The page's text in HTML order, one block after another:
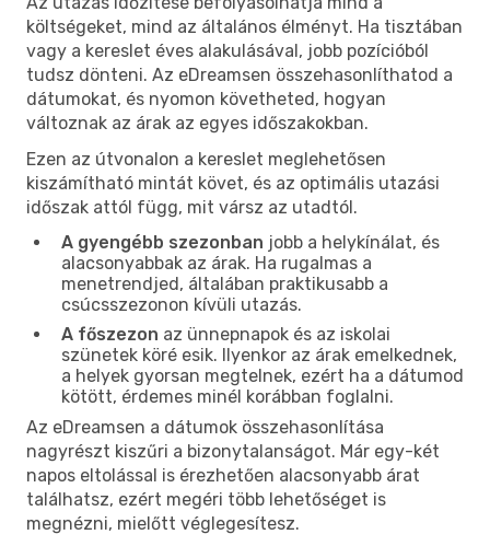
költségeket, mind az általános élményt. Ha tisztában
vagy a kereslet éves alakulásával, jobb pozícióból
tudsz dönteni. Az eDreamsen összehasonlíthatod a
dátumokat, és nyomon követheted, hogyan
változnak az árak az egyes időszakokban.
Ezen az útvonalon a kereslet meglehetősen
kiszámítható mintát követ, és az optimális utazási
időszak attól függ, mit vársz az utadtól.
A gyengébb szezonban jobb a helykínálat, és
alacsonyabbak az árak. Ha rugalmas a
menetrendjed, általában praktikusabb a
csúcsszezonon kívüli utazás.
A főszezon az ünnepnapok és az iskolai
szünetek köré esik. Ilyenkor az árak emelkednek,
a helyek gyorsan megtelnek, ezért ha a dátumod
kötött, érdemes minél korábban foglalni.
Az eDreamsen a dátumok összehasonlítása
nagyrészt kiszűri a bizonytalanságot. Már egy-két
napos eltolással is érezhetően alacsonyabb árat
találhatsz, ezért megéri több lehetőséget is
megnézni, mielőtt véglegesítesz.